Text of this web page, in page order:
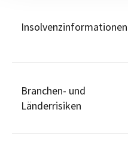
Insolvenzinformationen
Branchen- und
Länderrisiken